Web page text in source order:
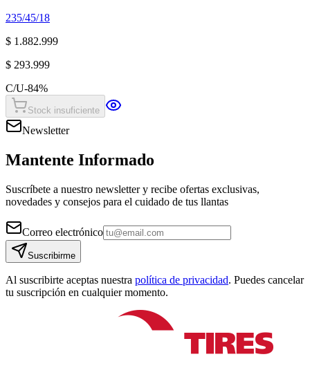
235/45/18
$ 1.882.999
$ 293.999
C/U-84%
Stock insuficiente
Newsletter
Mantente Informado
Suscríbete a nuestro newsletter y recibe ofertas exclusivas,
novedades y consejos para el cuidado de tus llantas
Correo electrónico
Suscribirme
Al suscribirte aceptas nuestra política de privacidad. Puedes cancelar
tu suscripción en cualquier momento.